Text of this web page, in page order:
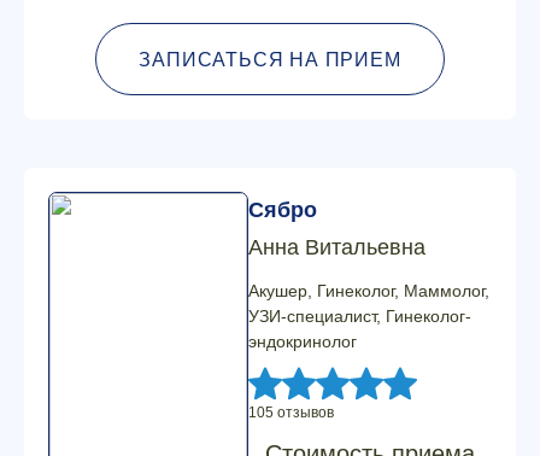
ЗАПИСАТЬСЯ НА ПРИЕМ
Сябро
Анна Витальевна
Акушер, Гинеколог, Маммолог,
УЗИ-специалист, Гинеколог-
эндокринолог
105 отзывов